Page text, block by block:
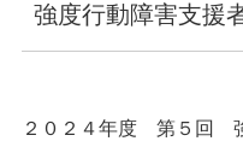
強度行動障害支援
２０２４年度 第５回